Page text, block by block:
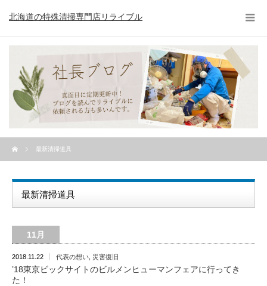
北海道の特殊清掃専門店リライブル
最新清掃道具
最新清掃道具
11月
2018.11.22 代表の想い 災害復旧
’18東京ビックサイトのビルメンヒューマンフェアに行ってき
た！